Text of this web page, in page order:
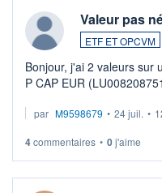
Valeur pas
ETF ET OPCVM
Bonjour, j'ai 2 valeurs sur
P CAP EUR
veux procéder à la
par M9598679 • 24 juil. •
4commentaires • 0j'aime